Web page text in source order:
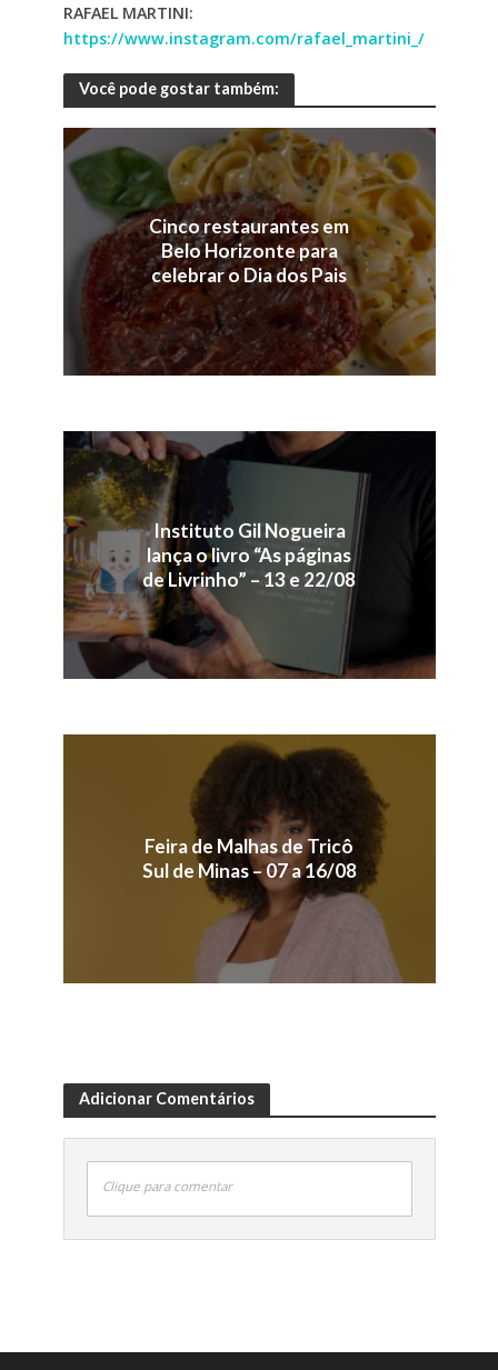
RAFAEL MARTINI:
https://www.instagram.com/rafael_martini_/
Você pode gostar também:
Cinco restaurantes em
Belo Horizonte para
celebrar o Dia dos Pais
Instituto Gil Nogueira
lança o livro “As páginas
de Livrinho” – 13 e 22/08
Feira de Malhas de Tricô
Sul de Minas – 07 a 16/08
Adicionar Comentários
Clique para comentar